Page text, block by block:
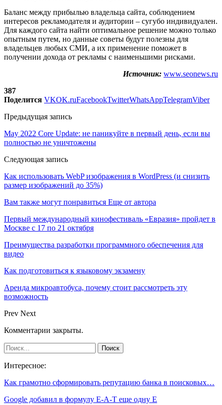
Баланс между прибылью владельца сайта, соблюдением
интересов рекламодателя и аудитории – сугубо индивидуален.
Для каждого сайта найти оптимальное решение можно только
опытным путем, но данные советы будут полезны для
владельцев любых СМИ, а их применение поможет в
получении дохода от рекламы с наименьшими рисками.
Источник: www.seonews.ru
387
Поделится VKOK.ruFacebookTwitterWhatsAppTelegramViber
Предыдущая запись
May 2022 Core Update: не паникуйте в первый день, если вы
полностью не уничтожены
Следующая запись
Как использовать WebP изображения в WordPress (и снизить
размер изображений до 35%)
Вам также могут понравиться Еще от автора
Первый международный кинофестиваль «Евразия» пройдет в
Москве с 17 по 21 октября
Преимущества разработки программного обеспечения для
видео
Как подготовиться к языковому экзамену
Аренда микроавтобуса, почему стоит рассмотреть эту
возможность
Prev Next
Комментарии закрыты.
Интересное:
Как грамотно сформировать репутацию банка в поисковых…
Google добавил в формулу E-A-T еще одну Е